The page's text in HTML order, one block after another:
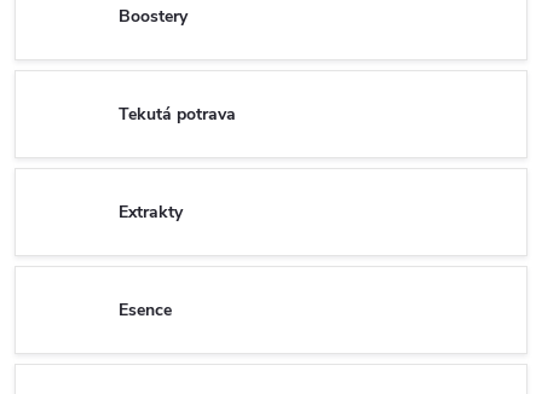
Boostery
Tekutá potrava
Extrakty
Esence